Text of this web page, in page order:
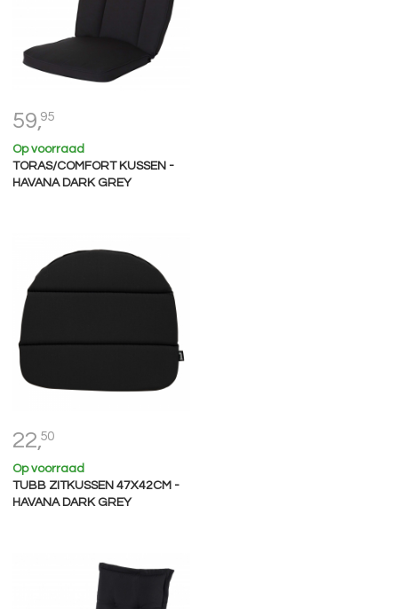
59,95
Op voorraad
TORAS/COMFORT KUSSEN -
HAVANA DARK GREY
22,50
Op voorraad
TUBB ZITKUSSEN 47X42CM -
HAVANA DARK GREY